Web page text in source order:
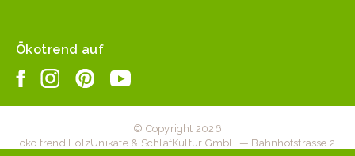
Ökotrend auf
© Copyright 2026
öko trend HolzUnikate & SchlafKultur GmbH — Bahnhofstrasse 2